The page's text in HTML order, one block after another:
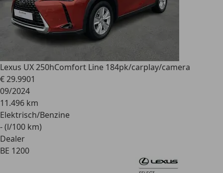
Lexus UX 250hComfort Line 184pk/carplay/camera
€ 29.9901
09/2024
11.496 km
Elektrisch/Benzine
- (l/100 km)
Dealer
BE 1200